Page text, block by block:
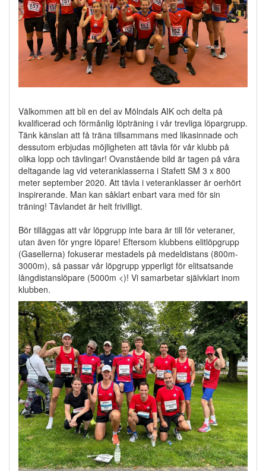
Välkommen att bli en del av Mölndals AIK och delta på
kvalificerad och förmånlig löpträning i vår trevliga löpargrupp.
Tänk känslan att få träna tillsammans med likasinnade och
dessutom erbjudas möjligheten att tävla för vår klubb på
olika lopp och tävlingar! Ovanstående bild är tagen på våra
deltagande lag vid veteranklasserna i Stafett SM 3 x 800
meter september 2020. Att tävla i veteranklasser är oerhört
inspirerande. Man kan såklart enbart vara med för sin
träning! Tävlandet är helt frivilligt.
Bör tilläggas att vår löpgrupp inte bara är till för veteraner,
utan även för yngre löpare! Eftersom klubbens elitlöpgrupp
(Gasellerna) fokuserar mestadels på medeldistans (800m-
3000m), så passar vår löpgrupp ypperligt för elitsatsande
långdistanslöpare (5000m <)! Vi samarbetar självklart inom
klubben.